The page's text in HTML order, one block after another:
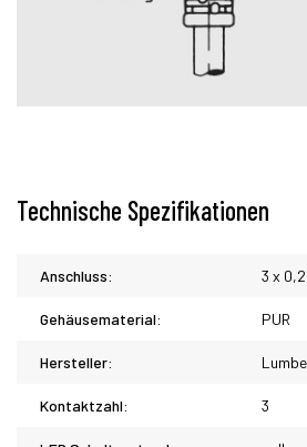
Technische Spezifikationen
Anschluss: 3 x
Gehäusematerial: PUR
Hersteller:
Kontaktzahl: 3